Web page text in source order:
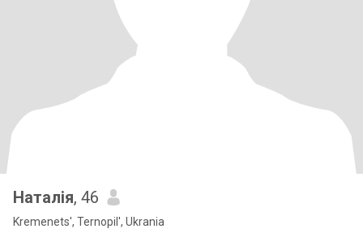
Наталія, 46
Kremenets', Ternopil', Ukrania